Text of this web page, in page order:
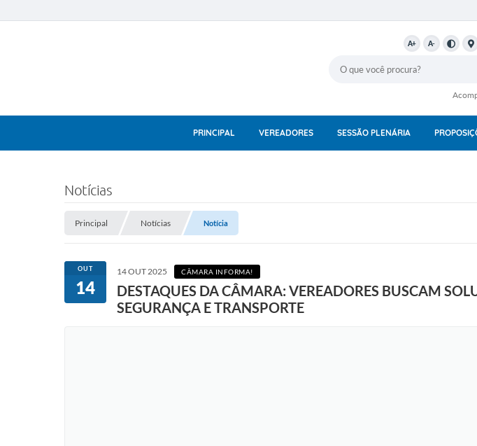
A+ A-
PRINCIPAL VEREADORES SESSÃO PLENÁRIA
Notícias
Principal Notícias Notícia
OUT
14
14 OUT 2025 CÂMARA INFORMA!
DESTAQUES DA CÂMARA: VEREADORES BUSCAM
SEGURANÇA E TRANSPORTE